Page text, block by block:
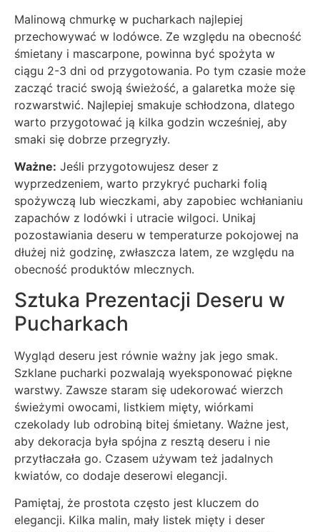
Malinową chmurkę w pucharkach najlepiej
przechowywać w lodówce. Ze względu na obecność
śmietany i mascarpone, powinna być spożyta w
ciągu 2-3 dni od przygotowania. Po tym czasie może
zacząć tracić swoją świeżość, a galaretka może się
rozwarstwić. Najlepiej smakuje schłodzona, dlatego
warto przygotować ją kilka godzin wcześniej, aby
smaki się dobrze przegryzły.
Ważne: Jeśli przygotowujesz deser z
wyprzedzeniem, warto przykryć pucharki folią
spożywczą lub wieczkami, aby zapobiec wchłanianiu
zapachów z lodówki i utracie wilgoci. Unikaj
pozostawiania deseru w temperaturze pokojowej na
dłużej niż godzinę, zwłaszcza latem, ze względu na
obecność produktów mlecznych.
Sztuka Prezentacji Deseru w
Pucharkach
Wygląd deseru jest równie ważny jak jego smak.
Szklane pucharki pozwalają wyeksponować piękne
warstwy. Zawsze staram się udekorować wierzch
świeżymi owocami, listkiem mięty, wiórkami
czekolady lub odrobiną bitej śmietany. Ważne jest,
aby dekoracja była spójna z resztą deseru i nie
przytłaczała go. Czasem używam też jadalnych
kwiatów, co dodaje deserowi elegancji.
Pamiętaj, że prostota często jest kluczem do
elegancji. Kilka malin, mały listek mięty i deser